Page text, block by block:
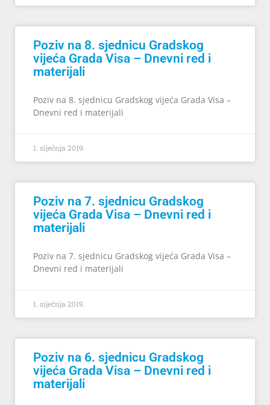
Poziv na 8. sjednicu Gradskog
vijeća Grada Visa – Dnevni red i
materijali
Poziv na 8. sjednicu Gradskog vijeća Grada Visa –
Dnevni red i materijali
1. siječnja 2019.
Poziv na 7. sjednicu Gradskog
vijeća Grada Visa – Dnevni red i
materijali
Poziv na 7. sjednicu Gradskog vijeća Grada Visa –
Dnevni red i materijali
1. siječnja 2019.
Poziv na 6. sjednicu Gradskog
vijeća Grada Visa – Dnevni red i
materijali